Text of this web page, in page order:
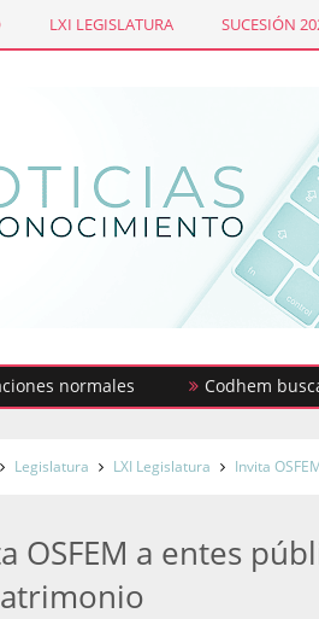
LXI LEGISLATURA SUCESIÓN
Codhem busca
Legislatura LXI Legislatura Invita
OSFEM a entes